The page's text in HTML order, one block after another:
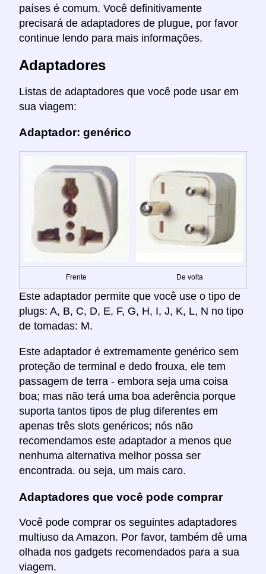
países é comum. Você definitivamente
precisará de adaptadores de plugue, por favor
continue lendo para mais informações.
Adaptadores
Listas de adaptadores que você pode usar em
sua viagem:
Adaptador: genérico
Frente De volta
Este adaptador permite que você use o tipo de
plugs: A, B, C, D, E, F, G, H, I, J, K, L, N no tipo
de tomadas: M.
Este adaptador é extremamente genérico sem
proteção de terminal e dedo frouxa, ele tem
passagem de terra - embora seja uma coisa
boa; mas não terá uma boa aderência porque
suporta tantos tipos de plug diferentes em
apenas três slots genéricos; nós não
recomendamos este adaptador a menos que
nenhuma alternativa melhor possa ser
encontrada. ou seja, um mais caro.
Adaptadores que você pode comprar
Você pode comprar os seguintes adaptadores
multiuso da Amazon. Por favor, também dê uma
olhada nos gadgets recomendados para a sua
viagem.